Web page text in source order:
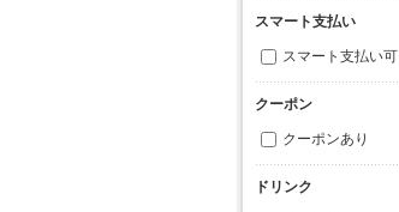
スマート支払い
スマート支払い可
クーポン
クーポンあり
ドリンク